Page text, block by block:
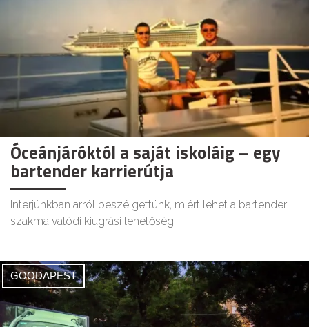
Óceánjáróktól a saját iskoláig – egy
bartender karrierútja
Interjúnkban arról beszélgettünk, miért lehet a bartender
szakma valódi kiugrási lehetőség.
GOODAPEST